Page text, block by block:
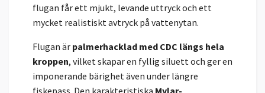
flugan får ett mjukt, levande uttryck och ett
mycket realistiskt avtryck på vattenytan.
Flugan är palmerhacklad med CDC längs hela
kroppen, vilket skapar en fyllig siluett och ger en
imponerande bärighet även under längre